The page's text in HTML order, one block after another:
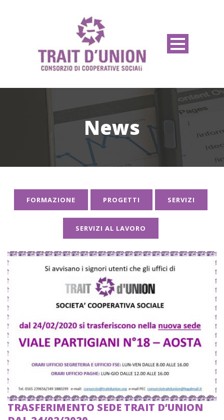
News
FORMAZIONE PROGETTI SERVIZI
SERVIZI AL LAVORO
TRASFERIMENTO SEDE TRAIT D’UNION